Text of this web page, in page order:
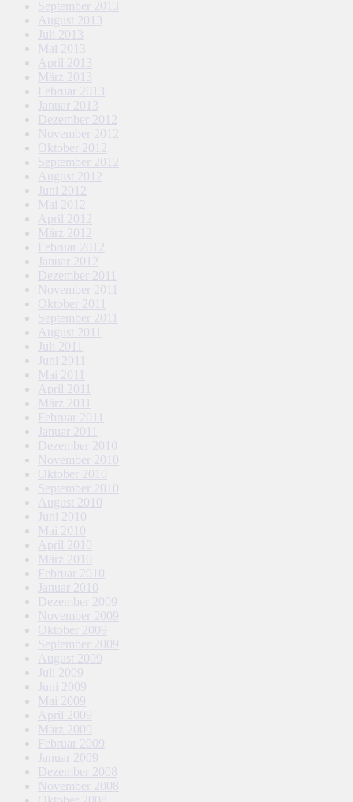
September 2013
August 2013
Juli 2013
Mai 2013
April 2013
März 2013
Februar 2013
Januar 2013
Dezember 2012
November 2012
Oktober 2012
September 2012
August 2012
Juni 2012
Mai 2012
April 2012
März 2012
Februar 2012
Januar 2012
Dezember 2011
November 2011
Oktober 2011
September 2011
August 2011
Juli 2011
Juni 2011
Mai 2011
April 2011
März 2011
Februar 2011
Januar 2011
Dezember 2010
November 2010
Oktober 2010
September 2010
August 2010
Juni 2010
Mai 2010
April 2010
März 2010
Februar 2010
Januar 2010
Dezember 2009
November 2009
Oktober 2009
September 2009
August 2009
Juli 2009
Juni 2009
Mai 2009
April 2009
März 2009
Februar 2009
Januar 2009
Dezember 2008
November 2008